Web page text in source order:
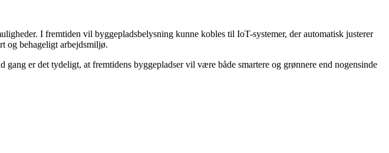
I fremtiden vil byggepladsbelysning kunne kobles til IoT-systemer, der automatisk justerer
og behageligt arbejdsmiljø.
er det tydeligt, at fremtidens byggepladser vil være både smartere og grønnere end nogensinde